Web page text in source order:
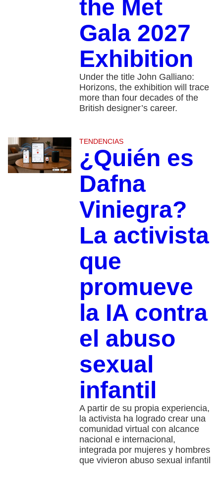
the Met
Gala 2027
Exhibition
Under the title John Galliano:
Horizons, the exhibition will trace
more than four decades of the
British designer’s career.
TENDENCIAS
¿Quién es
Dafna
Viniegra?
La activista
que
promueve
la IA contra
el abuso
sexual
infantil
A partir de su propia experiencia,
la activista ha logrado crear una
comunidad virtual con alcance
nacional e internacional,
integrada por mujeres y hombres
que vivieron abuso sexual infantil